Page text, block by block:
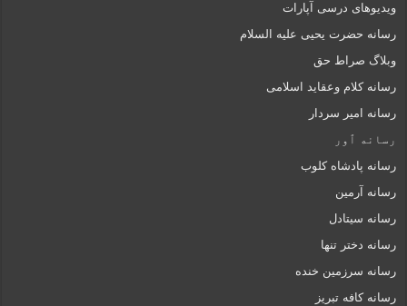
ویدیوهای درسی آپارات
رسانه حضرت یحیی علیه السلام
وبلاگ صراط حق
رسانه کلام وعقاید اسلامی
رسانه امیر سردار
رسانه ٱور
رسانه پادشاه کلوب
رسانه آرمین
رسانه سیتادل
رسانه دختر تنها
رسانه سرزمین خنده
رسانه کافه تبریز